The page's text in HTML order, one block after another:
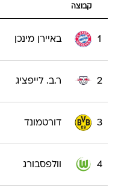
קבוצה
1 באיירן מינכן
2 ר.ב. לייפציג
3 דורטמונד
4 וולפסבורג